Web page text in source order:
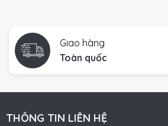
Giao hàng
Toàn quốc
THÔNG TIN LIÊN HỆ